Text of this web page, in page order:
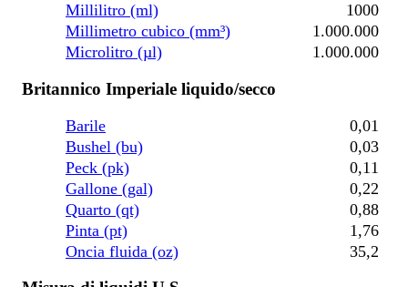
Millilitro (ml)
1000
Millimetro cubico (mm³)
1.000.000
Microlitro (µl)
1.000.000
Britannico Imperiale liquido/secco
Barile
0,01
Bushel (bu)
0,03
Peck (pk)
0,11
Gallone (gal)
0,22
Quarto (qt)
0,88
Pinta (pt)
1,76
Oncia fluida (oz)
35,2